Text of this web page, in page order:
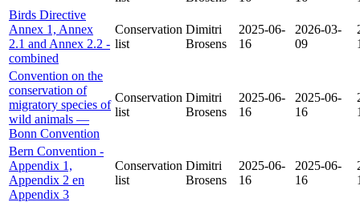
Birds Directive
Annex 1, Annex
2.1 and Annex 2.2 -
combined
Conservation
list
Dimitri
Brosens
2025-06-
16
2026-03-
09
Convention on the
conservation of
migratory species of
wild animals —
Bonn Convention
Conservation
list
Dimitri
Brosens
2025-06-
16
2025-06-
16
Bern Convention -
Appendix 1,
Appendix 2 en
Appendix 3
Conservation
list
Dimitri
Brosens
2025-06-
16
2025-06-
16